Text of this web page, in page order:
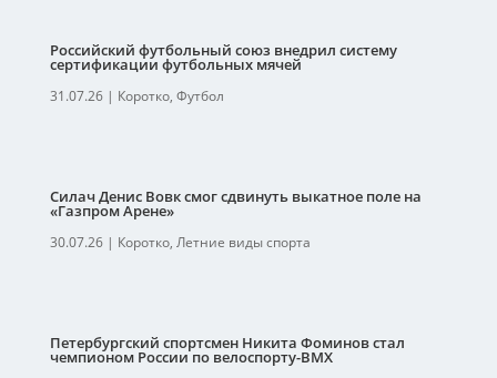
Российский футбольный союз внедрил систему
сертификации футбольных мячей
31.07.26| Коротко, Футбол
Силач Денис Вовк смог сдвинуть выкатное поле на
«Газпром Арене»
30.07.26| Коротко, Летние виды спорта
Петербургский спортсмен Никита Фоминов стал
чемпионом России по велоспорту-ВМХ